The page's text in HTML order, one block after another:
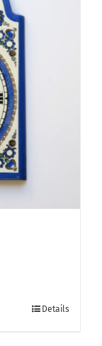
Details